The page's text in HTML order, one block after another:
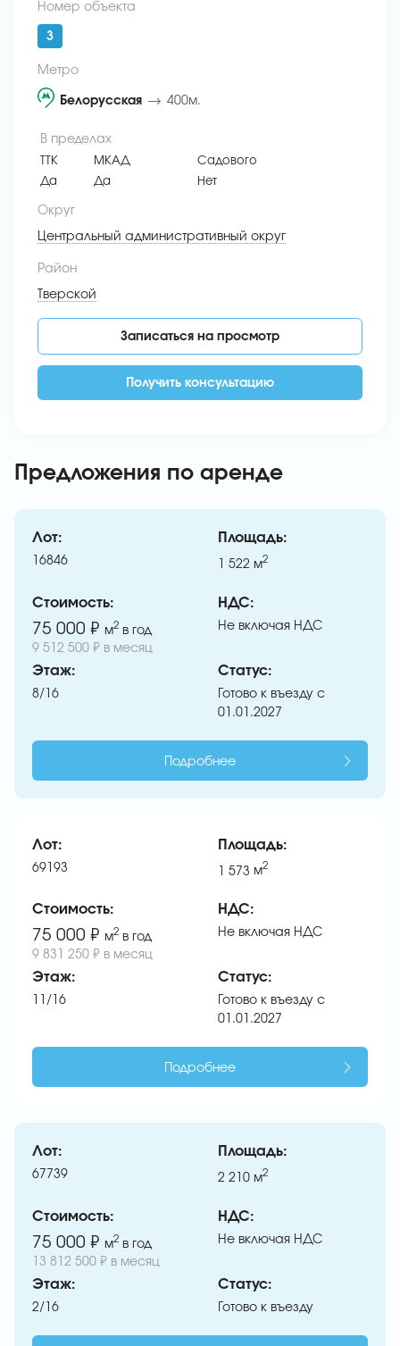
Предложения по аренде
Лот:
16846
Площадь:
1 522 м2
Стоимость:
75 000 ₽ м2 в год
9 512 500 ₽ в месяц
НДС:
Не включая НДС
Этаж:
8/16
Статус:
Готово к въезду с
01.01.2027
Подробнее
Лот:
69193
Площадь:
1 573 м2
Стоимость:
75 000 ₽ м2 в год
9 831 250 ₽ в месяц
НДС:
Не включая НДС
Этаж:
11/16
Статус:
Готово к въезду с
01.01.2027
Подробнее
Лот:
67739
Площадь:
2 210 м2
Стоимость:
75 000 ₽ м2 в год
13 812 500 ₽ в месяц
НДС:
Не включая НДС
Этаж:
2/16
Статус:
Готово к въезду
Номер объекта
3
Метро
Белорусская 400м.
В пределах
ТТК МКАД
Садового
Да
Да Нет
Округ
Центральный административный округ
Район
Тверской
Записаться на просмотр
Получить консультацию